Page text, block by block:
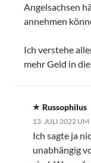
Angelsachsen
annehmen
Ich verstehe
mehr Geld in
Russophilus
13. JULI 2022 UM
Ich sagte ja
unabhängig